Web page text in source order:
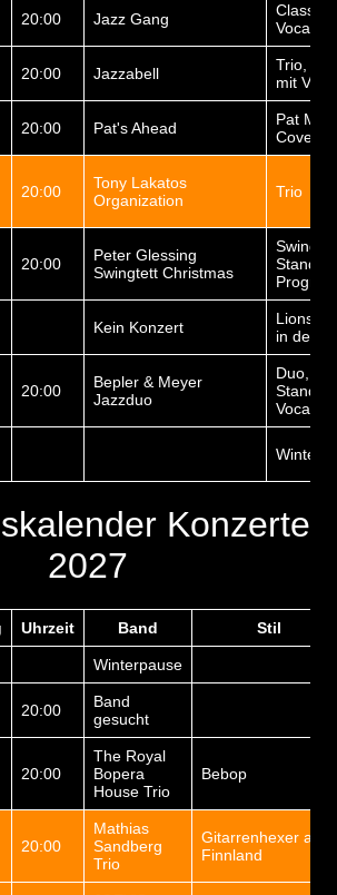
20:00 Jazz Gang
Classic
Vocals
20:00 Jazzabell
Trio,
mit
20:00 Pat's Ahead
Pat
Cover
20:00
Tony Lakatos
Organization
Trio
20:00
Peter Glessing
Swingtett Christmas
Swing,
Kein Konzert
Lions
in der
20:00
Bepler & Meyer
Jazzduo
Duo,
Vocals
Konzerte
2027
Uhrzeit Band Stil
Winterpause
20:00
Band
gesucht
20:00
The Royal
Bopera
House Trio
Bebop
20:00
Mathias
Sandberg
Trio
Gitarrenhexer aus
Finnland